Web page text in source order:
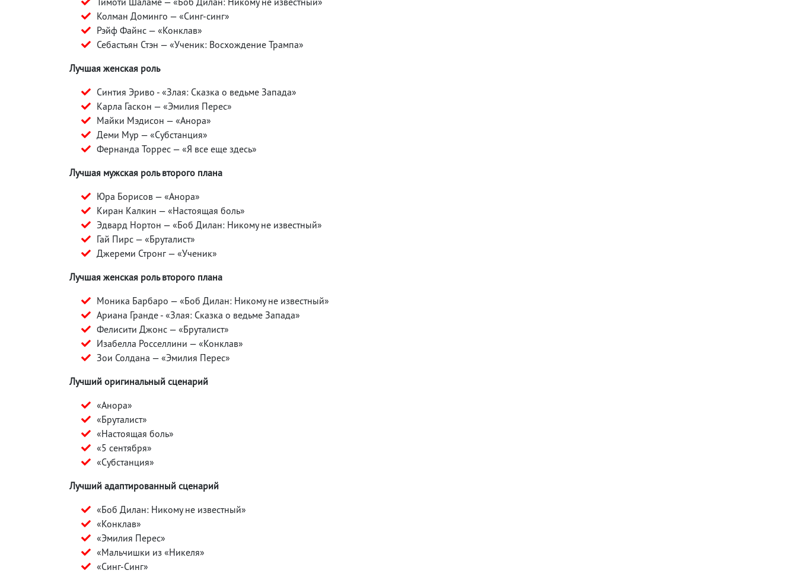
Колман Доминго — «Синг-синг»
Рэйф Файнс — «Конклав»
Себастьян Стэн — «Ученик: Восхождение Трампа»
Лучшая женская роль
Синтия Эриво - «Злая: Сказка о ведьме Запада»
Карла Гаскон — «Эмилия Перес»
Майки Мэдисон — «Анора»
Деми Мур — «Субстанция»
Фернанда Торрес — «Я все еще здесь»
Лучшая мужская роль второго плана
Юра Борисов — «Анора»
Киран Калкин — «Настоящая боль»
Эдвард Нортон — «Боб Дилан: Никому не известный»
Гай Пирс — «Бруталист»
Джереми Стронг — «Ученик»
Лучшая женская роль второго плана
Моника Барбаро — «Боб Дилан: Никому не известный»
Ариана Гранде - «Злая: Сказка о ведьме Запада»
Фелисити Джонс — «Бруталист»
Изабелла Росселлини — «Конклав»
Зои Солдана — «Эмилия Перес»
Лучший оригинальный сценарий
«Анора»
«Бруталист»
«Настоящая боль»
«5 сентября»
«Субстанция»
Лучший адаптированный сценарий
«Боб Дилан: Никому не известный»
«Конклав»
«Эмилия Перес»
«Мальчишки из «Никеля»
«Синг-Синг»